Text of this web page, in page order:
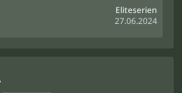
Eliteserien
27.06.2024